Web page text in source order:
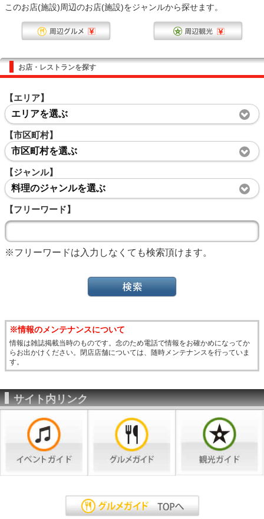
このお店(施設)周辺のお店(施設)をジャンルから探せます。
お店・レストランを探す
【エリア】
エリアを選ぶ
【市区町村】
市区町村を選ぶ
【ジャンル】
料理のジャンルを選ぶ
【フリーワード】
※フリーワードは入力しなくても検索頂けます。
※情報のメンテナンスについて
情報は雑誌掲載当時のものです。念のため電話で情報をお確かめになってか
らお出かけください。閉店店舗については、随時メンテナンスを行っていま
す。
サイト内リンク